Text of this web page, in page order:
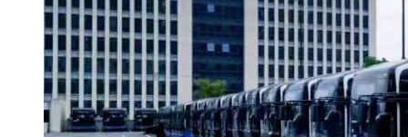
报名及制作响应文件指引】进行；
c）如遇系统问题，请联系招采系统供应商专线客服0755-
23881531、13558254046。
1.8下载询价文件时间